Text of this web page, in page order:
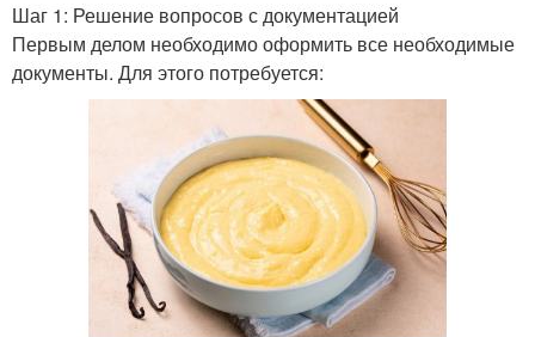
Шаг 1: Решение вопросов с документацией
Первым делом необходимо оформить все необходимые
документы. Для этого потребуется: